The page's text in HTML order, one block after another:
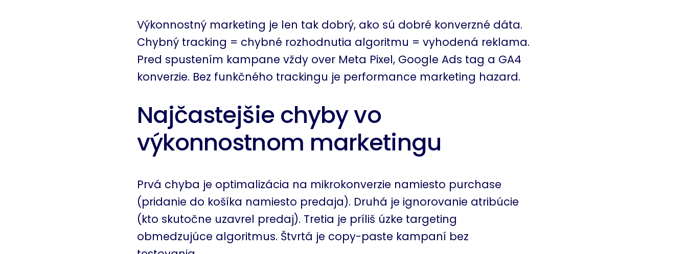
Výkonnostný marketing je len tak dobrý, ako sú dobré konverzné dáta.
Chybný tracking = chybné rozhodnutia algoritmu = vyhodená reklama.
Pred spustením kampane vždy over Meta Pixel, Google Ads tag a GA4
konverzie. Bez funkčného trackingu je performance marketing hazard.
Najčastejšie chyby vo
výkonnostnom marketingu
Prvá chyba je optimalizácia na mikrokonverzie namiesto purchase
(pridanie do košíka namiesto predaja). Druhá je ignorovanie atribúcie
(kto skutočne uzavrel predaj). Tretia je príliš úzke targeting
obmedzujúce algoritmus. Štvrtá je copy-paste kampaní bez